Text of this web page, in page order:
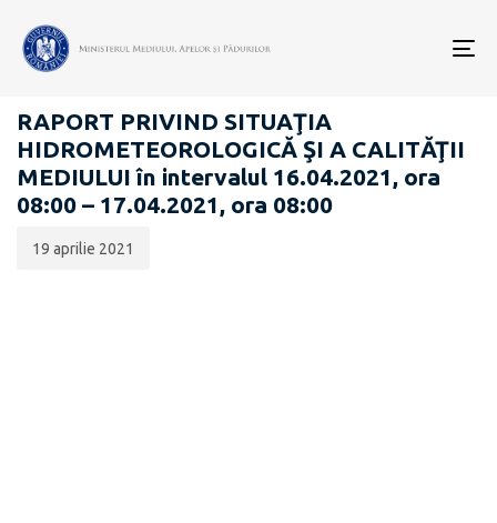
RAPOARTE ZILNICE STAREA MEDIULUI
RAPORT PRIVIND SITUAŢIA
HIDROMETEOROLOGICĂ ŞI A CALITĂŢII
MEDIULUI în intervalul 16.04.2021, ora
08:00 – 17.04.2021, ora 08:00
publicării:
19 aprilie 2021